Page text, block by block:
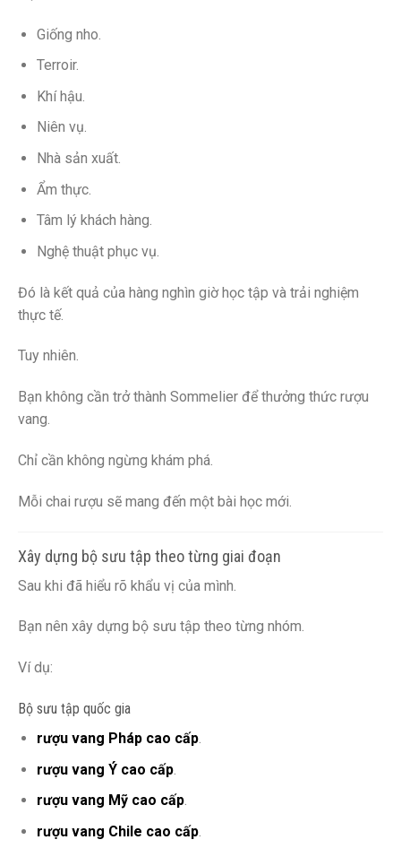
Giống nho.
Terroir.
Khí hậu.
Niên vụ.
Nhà sản xuất.
Ẩm thực.
Tâm lý khách hàng.
Nghệ thuật phục vụ.
Đó là kết quả của hàng nghìn giờ học tập và trải nghiệm
thực tế.
Tuy nhiên.
Bạn không cần trở thành Sommelier để thưởng thức rượu
vang.
Chỉ cần không ngừng khám phá.
Mỗi chai rượu sẽ mang đến một bài học mới.
Xây dựng bộ sưu tập theo từng giai đoạn
Sau khi đã hiểu rõ khẩu vị của mình.
Bạn nên xây dựng bộ sưu tập theo từng nhóm.
Ví dụ:
Bộ sưu tập quốc gia
rượu vang Pháp cao cấp.
rượu vang Ý cao cấp.
rượu vang Mỹ cao cấp.
rượu vang Chile cao cấp.